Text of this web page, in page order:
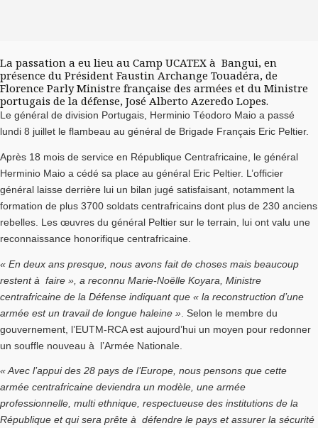
La passation a eu lieu au Camp UCATEX à Bangui, en
présence du Président Faustin Archange Touadéra, de
Florence Parly Ministre française des armées et du Ministre
portugais de la défense, José Alberto Azeredo Lopes.
Le général de division Portugais, Herminio Téodoro Maio a passé
lundi 8 juillet le flambeau au général de Brigade Français Eric Peltier.
Après 18 mois de service en République Centrafricaine, le général
Herminio Maio a cédé sa place au général Eric Peltier. L’officier
général laisse derrière lui un bilan jugé satisfaisant, notamment la
formation de plus 3700 soldats centrafricains dont plus de 230 anciens
rebelles. Les œuvres du général Peltier sur le terrain, lui ont valu une
reconnaissance honorifique centrafricaine.
« En deux ans presque, nous avons fait de choses mais beaucoup
restent à faire », a reconnu Marie-Noëlle Koyara, Ministre
centrafricaine de la Défense indiquant que « la reconstruction d’une
armée est un travail de longue haleine » . Selon le membre du
gouvernement, l’EUTM-RCA est aujourd’hui un moyen pour redonner
un souffle nouveau à l’Armée Nationale.
« Avec l’appui des 28 pays de l’Europe, nous pensons que cette
armée centrafricaine deviendra un modèle, une armée
professionnelle, multi ethnique, respectueuse des institutions de la
République et qui sera prête à défendre le pays et assurer la sécurité